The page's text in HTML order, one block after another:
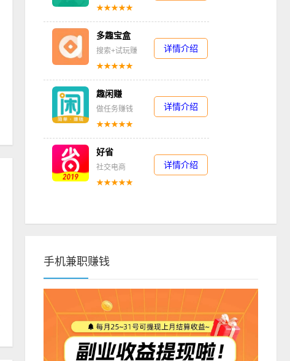
★★★★★
详情介绍
多趣宝盒
搜索+试玩赚
★★★★★
详情介绍
趣闲赚
做任务赚钱
★★★★★
详情介绍
好省
社交电商
★★★★★
手机兼职赚钱